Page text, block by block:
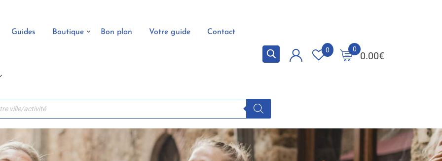
Guides Boutique Bon plan Votre guide Contact
0.00€
0
0